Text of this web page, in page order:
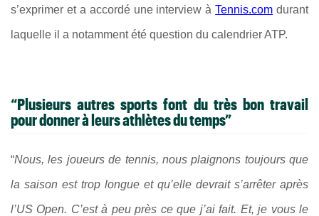
s’exprimer et a accordé une interview àTennis.com durant
laquelle il a notamment été question du calendrierATP.
“Plusieurs autres sports font du très bon travail
pour donner à leurs athlètes du temps”
“Nous, les joueurs de tennis, nous plaignons toujours que
la saison est trop longue et qu’elle devrait s’arrêter après
l’US Open. C’est à peu près ce que j’ai fait. Et, je vous le